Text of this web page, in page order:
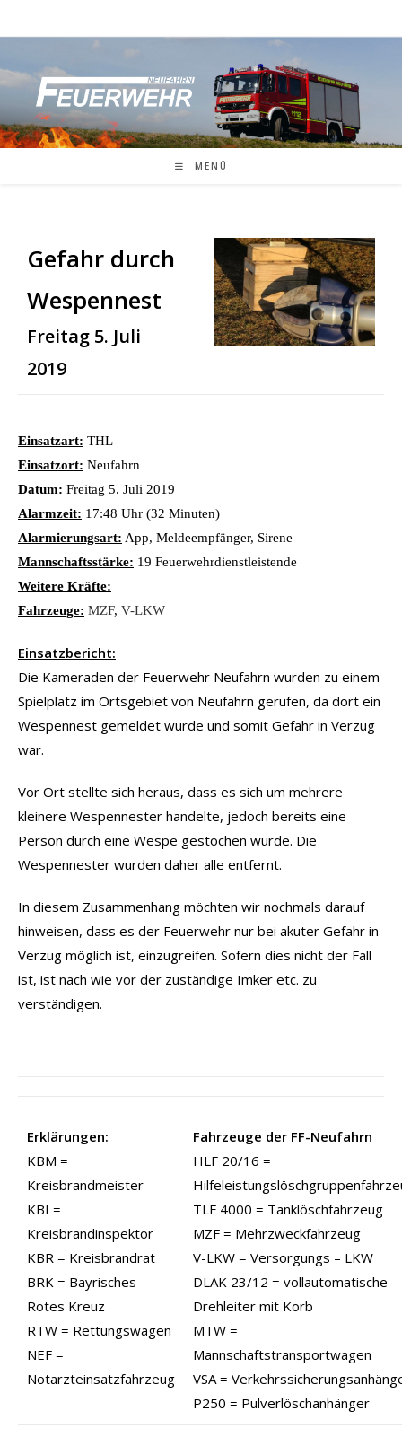
Inhalt
MENÜ
Gefahr durch
Wespennest
Freitag 5. Juli
2019
Einsatzart: THL
Einsatzort: Neufahrn
Datum: Freitag 5. Juli 2019
Alarmzeit: 17:48 Uhr (32 Minuten)
Alarmierungsart: App, Meldeempfänger, Sirene
Mannschaftsstärke: 19 Feuerwehrdienstleistende
Weitere Kräfte:
Fahrzeuge: MZF, V-LKW
Einsatzbericht:
Die Kameraden der Feuerwehr Neufahrn wurden zu einem
Spielplatz im Ortsgebiet von Neufahrn gerufen, da dort ein
Wespennest gemeldet wurde und somit Gefahr in Verzug
war.
Vor Ort stellte sich heraus, dass es sich um mehrere
kleinere Wespennester handelte, jedoch bereits eine
Person durch eine Wespe gestochen wurde. Die
Wespennester wurden daher alle entfernt.
In diesem Zusammenhang möchten wir nochmals darauf
hinweisen, dass es der Feuerwehr nur bei akuter Gefahr in
Verzug möglich ist, einzugreifen. Sofern dies nicht der Fall
ist, ist nach wie vor der zuständige Imker etc. zu
verständigen.
Erklärungen:
KBM =
Kreisbrandmeister
KBI =
Kreisbrandinspektor
KBR = Kreisbrandrat
BRK = Bayrisches
Rotes Kreuz
RTW = Rettungswagen
NEF =
Notarzteinsatzfahrzeug
Fahrzeuge der FF-Neufahrn
HLF 20/16 =
TLF 4000 = Tanklöschfahrzeug
MZF = Mehrzweckfahrzeug
V-LKW = Versorgungs – LKW
DLAK 23/12 = vollautomatische
Drehleiter mit Korb
MTW =
Mannschaftstransportwagen
VSA =
P250 = Pulverlöschanhänger